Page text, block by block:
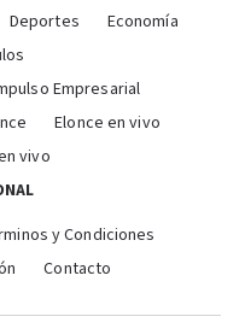
Deportes
Economía
Empresarial
Elonce en vivo
vivo
y Condiciones
Contacto